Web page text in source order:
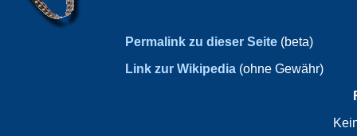
Permalink zu dieser Seite (beta)
Link zur Wikipedia (ohne Gewähr)